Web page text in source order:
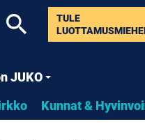
JUKO
Kunnat &
TULE
search